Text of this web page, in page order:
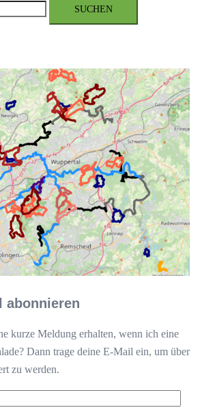
abonnieren
kurze Meldung erhalten, wenn ich eine
Dann trage deine E-Mail ein, um über
zu werden.